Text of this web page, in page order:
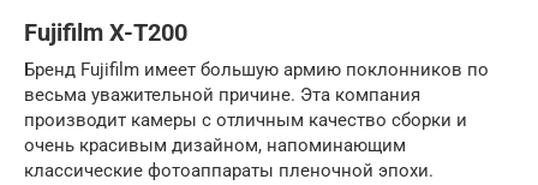
Fujifilm X-T200
Бренд Fujifilm имеет большую армию поклонников по
весьма уважительной причине. Эта компания
производит камеры с отличным качество сборки и
очень красивым дизайном, напоминающим
классические фотоаппараты пленочной эпохи.